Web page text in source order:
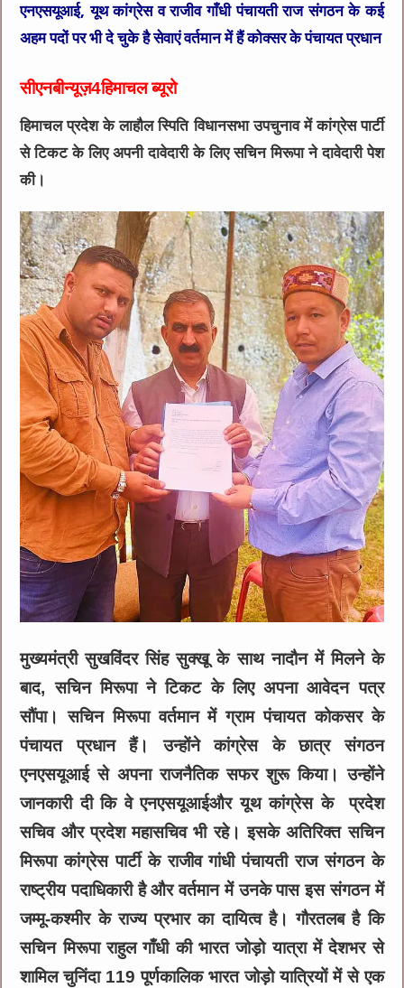
एनएसयूआई, यूथ कांग्रेस व राजीव गाँधी पंचायती राज संगठन के कई
अहम पदों पर भी दे चुके है सेवाएं वर्तमान में हैं कोक्सर के पंचायत प्रधान
सीएनबीन्यूज़4हिमाचल ब्यूरो
हिमाचल प्रदेश के लाहौल स्पिति विधानसभा उपचुनाव में कांग्रेस पार्टी
से टिकट के लिए अपनी दावेदारी के लिए सचिन मिरूपा ने दावेदारी पेश
की।
मुख्यमंत्री सुखविंदर सिंह सुक्खू के साथ नादौन में मिलने के
बाद, सचिन मिरूपा ने टिकट के लिए अपना आवेदन पत्र
सौंपा। सचिन मिरूपा वर्तमान में ग्राम पंचायत कोकसर के
पंचायत प्रधान हैं। उन्होंने कांग्रेस के छात्र संगठन
एनएसयूआई से अपना राजनैतिक सफर शुरू किया। उन्होंने
जानकारी दी कि वे एनएसयूआईऔर यूथ कांग्रेस के प्रदेश
सचिव और प्रदेश महासचिव भी रहे। इसके अतिरिक्त सचिन
मिरूपा कांग्रेस पार्टी के राजीव गांधी पंचायती राज संगठन के
राष्ट्रीय पदाधिकारी है और वर्तमान में उनके पास इस संगठन में
जम्मू-कश्मीर के राज्य प्रभार का दायित्व है। गौरतलब है कि
सचिन मिरूपा राहुल गाँधी की भारत जोड़ो यात्रा में देशभर से
शामिल चुनिंदा 119 पूर्णकालिक भारत जोड़ो यात्रियों में से एक